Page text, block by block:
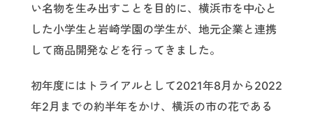
い名物を生み出すことを目的に、横浜市を中心と
した小学生と岩崎学園の学生が、地元企業と連携
して商品開発などを行ってきました。
初年度にはトライアルとして2021年8月から2022
年2月までの約半年をかけ、横浜の市の花である